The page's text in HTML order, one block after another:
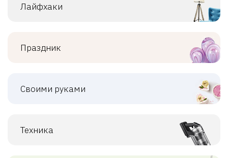
Лайфхаки
Праздник
Своими руками
Техника